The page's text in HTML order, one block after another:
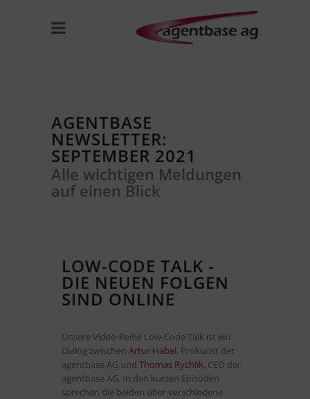
AGENTBASE
NEWSLETTER:
SEPTEMBER 2021
Alle wichtigen Meldungen
auf einen Blick
LOW-CODE TALK -
DIE NEUEN FOLGEN
SIND ONLINE
Unsere Video-Reihe Low-Code Talk ist ein
Dialog zwischen Artur Habel, Prokurist der
agentbase AG und Thomas Rychlik, CEO der
agentbase AG. In den kurzen Episoden
sprechen die beiden über verschiedene